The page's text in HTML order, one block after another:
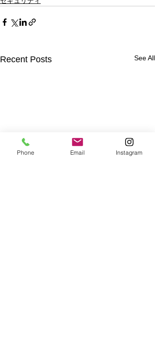
Recent Posts See All
Phone Email Instagram